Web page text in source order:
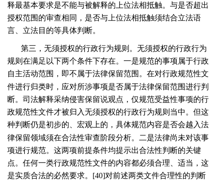
释最基本要求是不能与被解释的上位法相抵触。与是否超出
授权范围的审查相同，是否与上位法相抵触须结合立法语
言、立法目的等具体判断。
第三，无须授权的行政行为规则。无须授权的行政行为
规则在满足以下两个条件下存在。一是规范的事项属于行政
自主活动范围，即不属于法律保留范围。在对行政规范性文
件进行归类时，应对所涉事项是否属于法律保留范围进行判
断。司法解释采纳侵害保留说观点，仅规范受益性事项的行
政规范性文件才被归入无须授权的行政行为规则当中。但这
种判断仍是初步的、宏观上的，具体规范内容是否会越入法
律保留领域须在合法性审查阶段分析。二是法律尚未对该事
项进行规范。这两项前提条件均提示出合法性判断的关键
点。任何一类行政规范性文件的内容都必须合理、适当，这
是实质合法的必然要求。[40]对前述两类文件合理性的判断